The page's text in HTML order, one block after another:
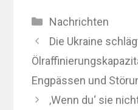
Kategorien
Nachrichten
Die Ukraine
Engpässen und
‚Wenn du‘ sie